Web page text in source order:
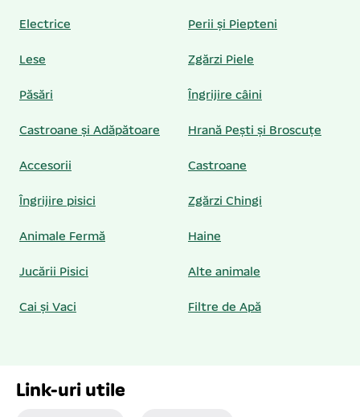
Electrice Perii și Piepteni
Lese Zgărzi Piele
Păsări Îngrijire câini
Castroane și Adăpătoare Hrană Pești și Broscuțe
Accesorii Castroane
Îngrijire pisici Zgărzi Chingi
Animale Fermă Haine
Jucării Pisici Alte animale
Cai și Vaci Filtre de Apă
Link-uri utile